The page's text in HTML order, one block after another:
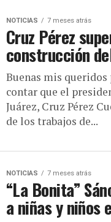
NOTICIAS 7 meses atrás
Cruz Pérez
construcción
Buenas mis queridos
contar que el
Juárez, Cruz Pérez
de los trabajos de...
NOTICIAS 7 meses atrás
“La Bonita”
a niñas y niños